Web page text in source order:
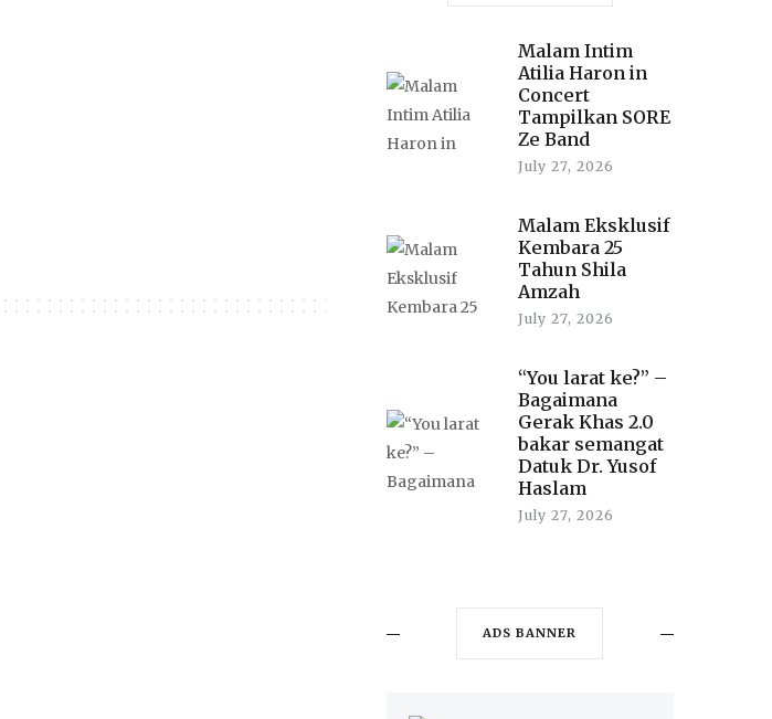
Malam Intim
Atilia Haron in
Concert
Tampilkan SORE
Ze Band
July 27, 2026
Malam Eksklusif
Kembara 25
Tahun Shila
Amzah
July 27, 2026
“You larat ke?” –
Bagaimana
Gerak Khas 2.0
bakar semangat
Datuk Dr. Yusof
Haslam
July 27, 2026
ADS BANNER